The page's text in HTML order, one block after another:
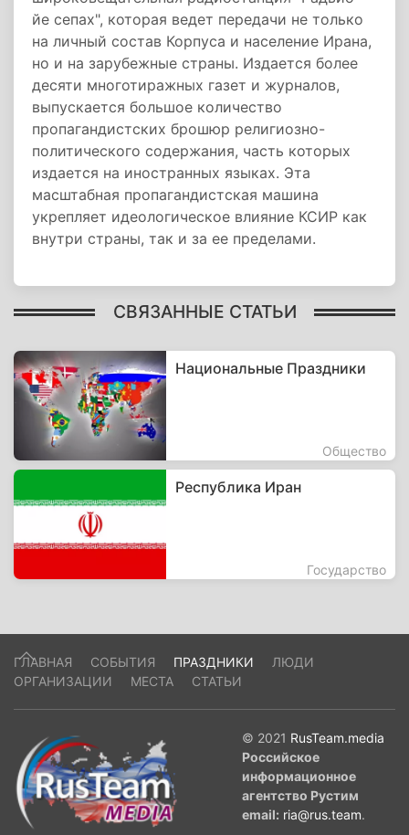
йе сепах", которая ведет передачи не только
на личный состав Корпуса и население Ирана,
но и на зарубежные страны. Издается более
десяти многотиражных газет и журналов,
выпускается большое количество
пропагандистских брошюр религиозно-
политического содержания, часть которых
издается на иностранных языках. Эта
масштабная пропагандистская машина
укрепляет идеологическое влияние КСИР как
внутри страны, так и за ее пределами.
СВЯЗАННЫЕ СТАТЬИ
Национальные Праздники
Общество
Республика Иран
Государство
ГЛАВНАЯ СОБЫТИЯ ПРАЗДНИКИ
ЛЮДИ
ОРГАНИЗАЦИИ
МЕСТА СТАТЬИ
© 2021 RusTeam.media
Российское
информационное
агентство Рустим
email: ria@rus.team.